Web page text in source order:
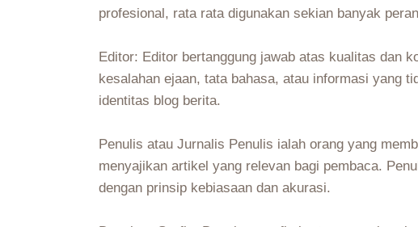
profesional, rata rata digunakan sekian banyak
Editor: Editor bertanggung jawab atas kualitas dan
kesalahan ejaan, tata bahasa, atau informasi yang
identitas blog berita.
Penulis atau Jurnalis Penulis ialah orang yang
menyajikan artikel yang relevan bagi pembaca.
dengan prinsip kebiasaan dan akurasi.